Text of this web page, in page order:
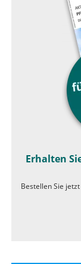
Erhalten
Bestellen Sie